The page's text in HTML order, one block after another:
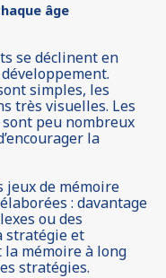
âge
se déclinent en
simples, les
très visuelles. Les
peu nombreux
la
jeux de mémoire
: davantage
ou des
stratégie et
la mémoire à long
stratégies.